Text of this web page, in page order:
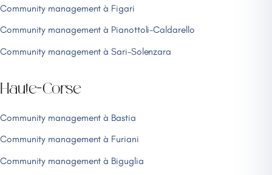
Community management à Figari
Community management à Pianottoli-Caldarello
Community management à Sari-Solenzara
Haute-Corse
Community management à Bastia
Community management à Furiani
Community management à Biguglia